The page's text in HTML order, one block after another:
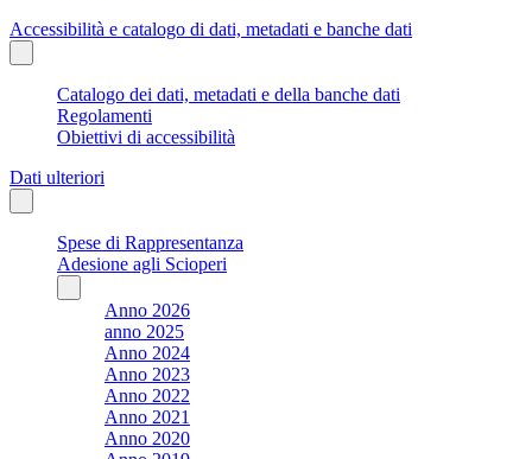
Accessibilità e catalogo di dati, metadati e banche dati
Catalogo dei dati, metadati e della banche dati
Regolamenti
Obiettivi di accessibilità
Dati ulteriori
Spese di Rappresentanza
Adesione agli Scioperi
Anno 2026
anno 2025
Anno 2024
Anno 2023
Anno 2022
Anno 2021
Anno 2020